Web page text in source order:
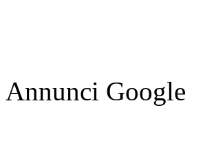
Annunci Google